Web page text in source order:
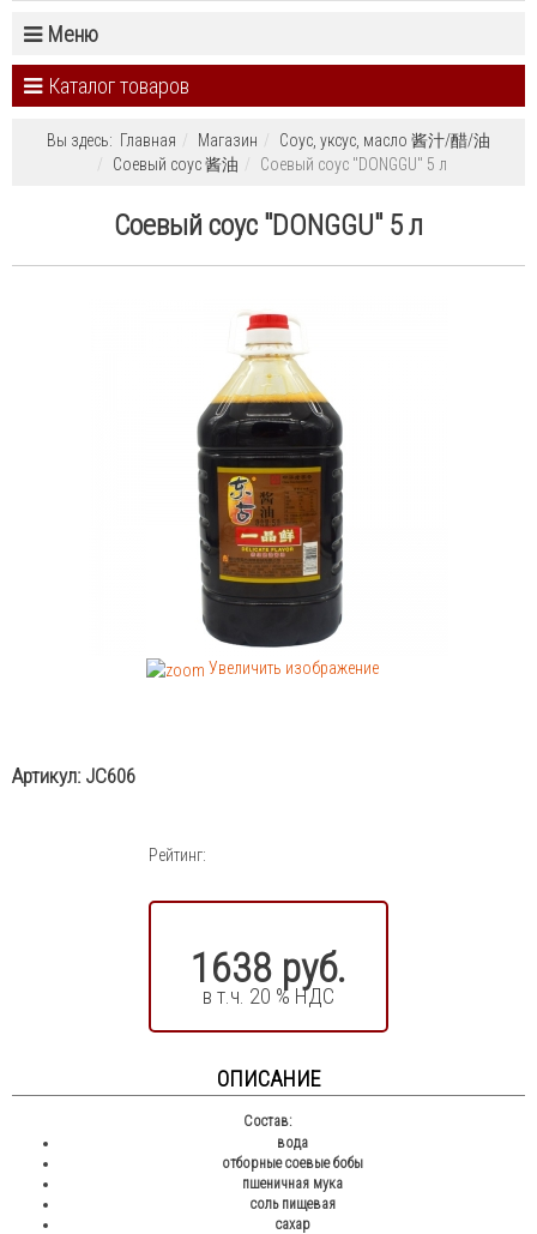
Меню
Каталог товаров
Вы здесь: Главная Магазин
Соус, уксус, масло 酱汁/醋/油
Соевый соус 酱油
Соевый соус "DONGGU" 5 л
Соевый соус "DONGGU" 5 л
Увеличить изображение
Артикул: JC606
Рейтинг:
1638 руб.
в т.ч. 20 % НДС
ОПИСАНИЕ
Состав:
вода
отборные соевые бобы
пшеничная мука
соль пищевая
сахар